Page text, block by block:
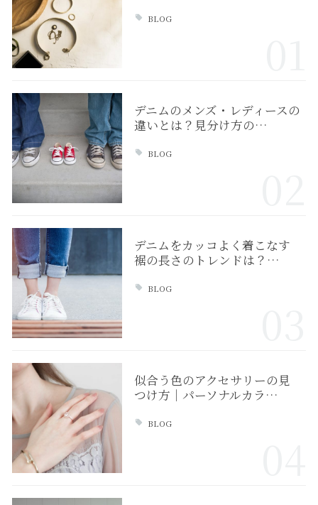
BLOG
デニムのメンズ・レディースの
違いとは？見分け方の…
BLOG
デニムをカッコよく着こなす
裾の長さのトレンドは？…
BLOG
似合う色のアクセサリーの見
つけ方｜パーソナルカラ…
BLOG